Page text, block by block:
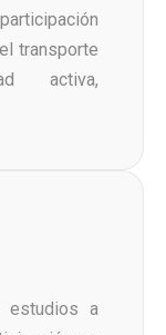
transporte
activa,
estudios a